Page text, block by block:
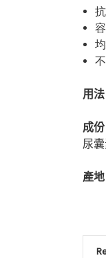
用法
成份
尿
產地